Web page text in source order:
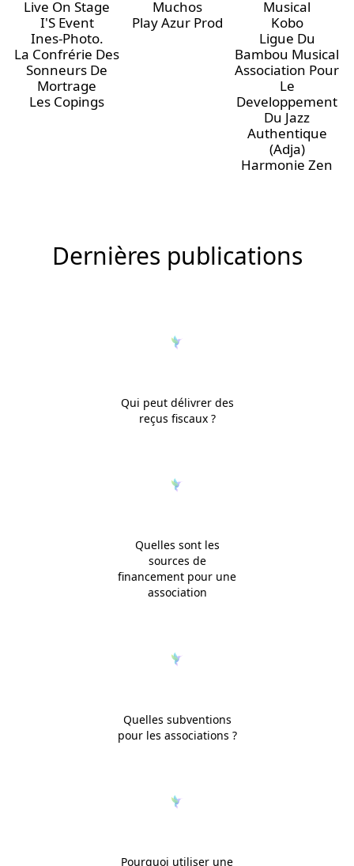
Live On Stage
I'S Event
Ines-Photo.
La Confrérie Des
Sonneurs De
Mortrage
Les Copings
Muchos
Play Azur Prod
Musical
Kobo
Ligue Du
Bambou Musical
Association Pour
Le
Developpement
Du Jazz
Authentique
(Adja)
Harmonie Zen
Dernières publications
Qui peut délivrer des
reçus fiscaux ?
Quelles sont les
sources de
financement pour une
association
Quelles subventions
pour les associations ?
Pourquoi utiliser une